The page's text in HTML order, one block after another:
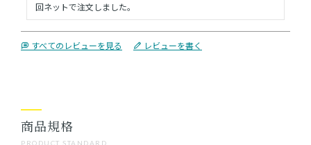
回ネットで注文しました。
すべてのレビューを見る レビューを書く
PRODUCT STANDARD
商品規格